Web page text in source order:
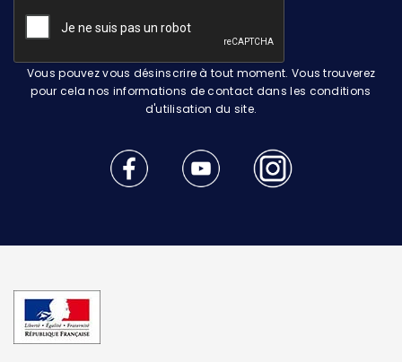
Vous pouvez vous désinscrire à tout moment. Vous trouverez
pour cela nos informations de contact dans les conditions
d'utilisation du site.